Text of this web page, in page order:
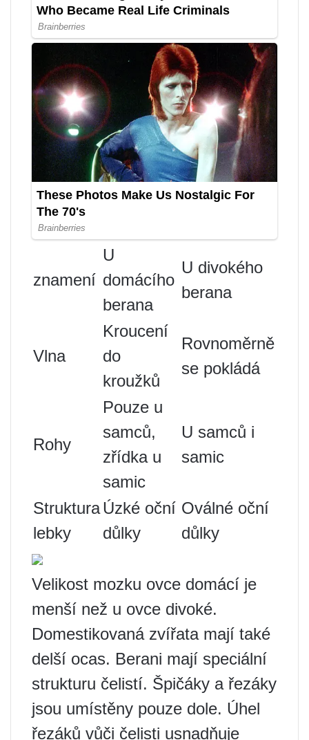
znamení
U
domácího
berana
U divokého
berana
Vlna
Kroucení
do
kroužků
Rovnoměrně
se pokládá
Rohy
Pouze u
samců,
zřídka u
samic
U samců i
samic
Struktura
lebky
Úzké oční
důlky
Oválné oční
důlky
Velikost mozku ovce domácí je
menší než u ovce divoké.
Domestikovaná zvířata mají také
delší ocas. Berani mají speciální
strukturu čelistí. Špičáky a řezáky
jsou umístěny pouze dole. Úhel
řezáků vůči čelisti usnadňuje